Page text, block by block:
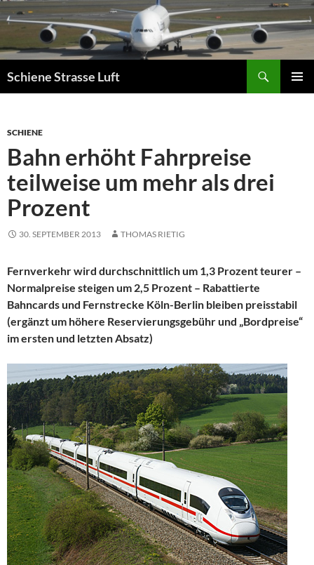
Zum
Inhalt
springen
Schiene Strasse Luft
SCHIENE
Bahn erhöht Fahrpreise
teilweise um mehr als drei
Prozent
30. SEPTEMBER 2013 THOMAS RIETIG
Fernverkehr wird durchschnittlich um 1,3 Prozent teurer –
Normalpreise steigen um 2,5 Prozent – Rabattierte
Bahncards und Fernstrecke Köln-Berlin bleiben preisstabil
(ergänzt um höhere Reservierungsgebühr und „Bordpreise“
im ersten und letzten Absatz)